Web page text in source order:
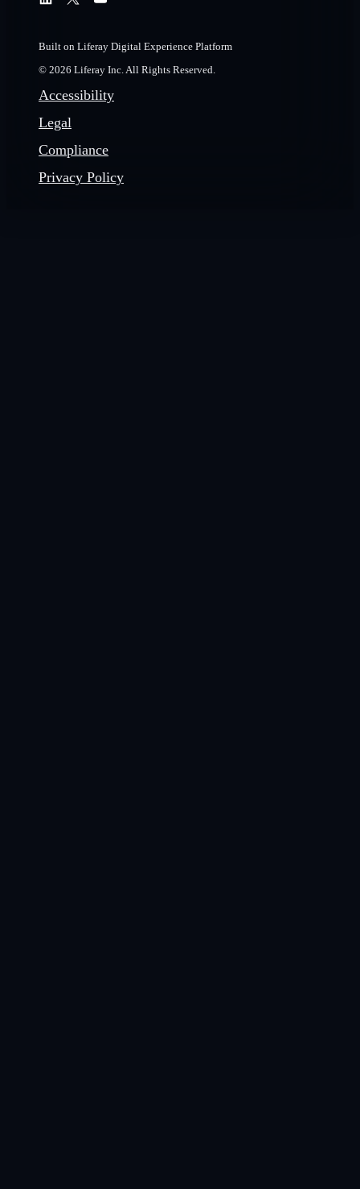
Built on Liferay Digital Experience Platform
© 2026 Liferay Inc. All Rights Reserved.
Accessibility
Legal
Compliance
Privacy Policy